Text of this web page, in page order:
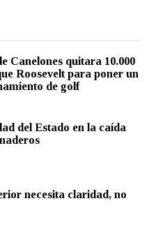
Canelones quitara 10.000
Roosevelt para poner un
de golf
del Estado en la caída
necesita claridad, no